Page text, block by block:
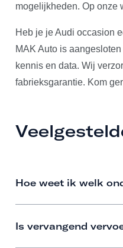
mogelijkheden. Op onze
Heb je je Audi occasion
MAK Auto is
kennis en data. Wij
fabrieksgarantie. Kom
Hoe weet ik welk
Is vervangend